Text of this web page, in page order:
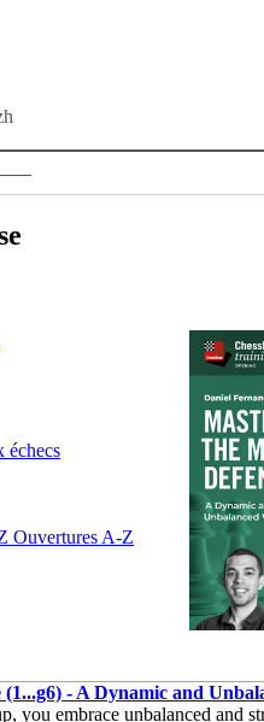
échecs
Ouvertures A-Z
- A Dynamic and
you embrace unbalanced and